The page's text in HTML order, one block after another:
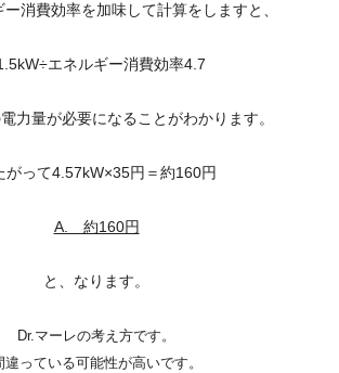
ー消費効率を加味して計算をしますと、
エネルギー消費効率4.7
力量が必要になることがわかります。
がって4.57kW×35円＝約160円
A. 約160円
と、なります。
Dr.マーレの考え方です。
違っている可能性が高いです。